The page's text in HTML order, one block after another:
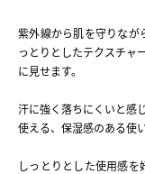
紫外線から肌を守りなが
っとりとしたテクスチャ
に見せます。
汗に強く落ちにくいと感
使える、保湿感のある使
しっとりとした使用感